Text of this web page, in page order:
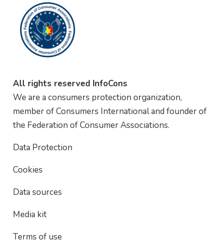
All rights reserved InfoCons
We are a consumers protection organization,
member of Consumers International and founder of
the Federation of Consumer Associations.
Data Protection
Cookies
Data sources
Media kit
Terms of use